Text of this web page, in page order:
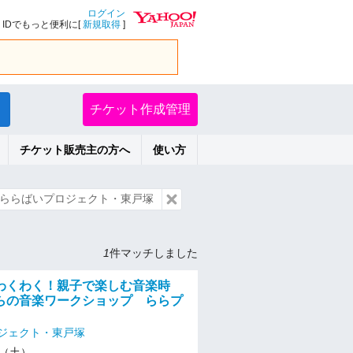
ログイン
IDでもっと便利に[新規取得 ]
チケット作成管理
チケット販売主の方へ 使い方
らばいプロジェクト・東戸塚
1件マッチしました
くわく！親子で楽しむ音楽時
音楽ワークショップ ららプ
ェクト・東戸塚